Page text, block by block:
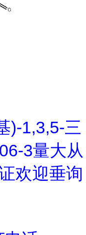
)-1,3,5-三
3量大从
欢迎垂询